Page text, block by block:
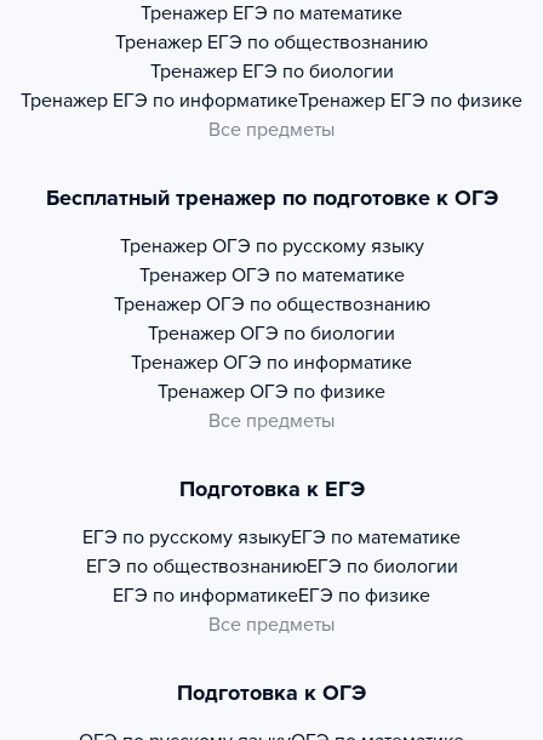
Тренажер ЕГЭ по математике
Тренажер ЕГЭ по обществознанию
Тренажер ЕГЭ по биологии
Тренажер ЕГЭ по информатикеТренажер ЕГЭ по физике
Все предметы
Бесплатный тренажер по подготовке к ОГЭ
Тренажер ОГЭ по русскому языку
Тренажер ОГЭ по математике
Тренажер ОГЭ по обществознанию
Тренажер ОГЭ по биологии
Тренажер ОГЭ по информатике
Тренажер ОГЭ по физике
Все предметы
Подготовка к ЕГЭ
ЕГЭ по русскому языкуЕГЭ по математике
ЕГЭ по обществознаниюЕГЭ по биологии
ЕГЭ по информатикеЕГЭ по физике
Все предметы
Подготовка к ОГЭ